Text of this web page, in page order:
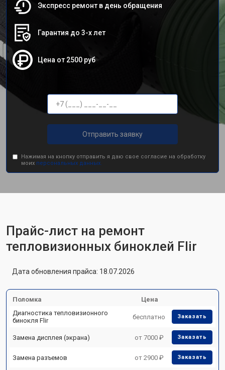
Экспресс ремонт в день обращения
Гарантия до 3-х лет
Цена от 2500 руб
Отправить заявку
Нажимая на кнопку отправить я даю свое согласие на обработку
моих персональных данных.
Прайс-лист на ремонт
тепловизионных биноклей Flir
Дата обновления прайса: 18.07.2026
Поломка
Цена
Диагностика тепловизионного
бинокля Flir
бесплатно Заказать
Замена дисплея (экрана) от 7000 ₽ Заказать
Замена разъемов от 2900 ₽ Заказать